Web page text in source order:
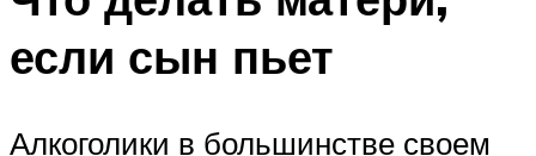
если сын пьет
Алкоголики в большинстве своем